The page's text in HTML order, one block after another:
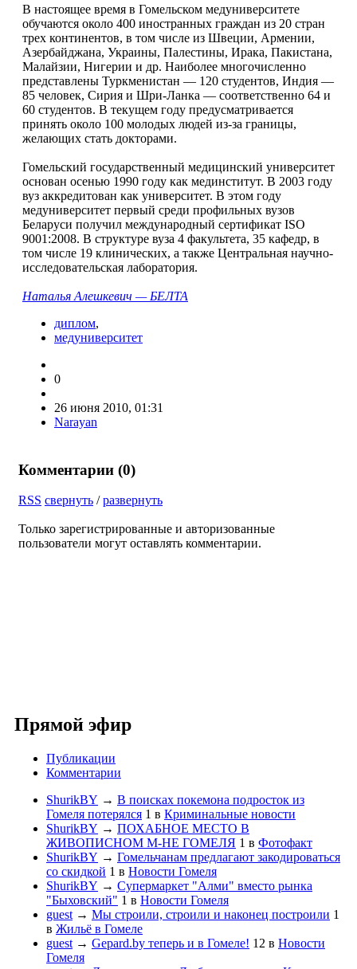
В настоящее время в Гомельском медуниверситете
обучаются около 400 иностранных граждан из 20 стран
трех континентов, в том числе из Швеции, Армении,
Азербайджана, Украины, Палестины, Ирака, Пакистана,
Малайзии, Нигерии и др. Наиболее многочисленно
представлены Туркменистан — 120 студентов, Индия —
85 человек, Сирия и Шри-Ланка — соответственно 64 и
60 студентов. В текущем году предусматривается
принять около 100 молодых людей из-за границы,
желающих стать докторами.
Гомельский государственный медицинский университет
основан осенью 1990 году как мединститут. В 2003 году
вуз аккредитован как университет. В этом году
медуниверситет первый среди профильных вузов
Беларуси получил международный сертификат ISO
9001:2008. В структуре вуза 4 факультета, 35 кафедр, в
том числе 19 клинических, а также Центральная научно-
исследовательская лаборатория.
Наталья Алешкевич — БЕЛТА
диплом,
медуниверситет
0
26 июня 2010, 01:31
Narayan
Комментарии (0)
RSS свернуть /развернуть
Только зарегистрированные и авторизованные
пользователи могут оставлять комментарии.
Прямой эфир
Публикации
Комментарии
ShurikBY → В поисках покемона подросток из
Гомеля потерялся 1 в Криминальные новости
ShurikBY → ПОХАБНОЕ МЕСТО В
ЖИВОПИСНОМ М-НЕ ГОМЕЛЯ 1 в Фотофакт
ShurikBY → Гомельчанам предлагают закодироваться
со скидкой 1 в Новости Гомеля
ShurikBY → Супермаркет "Алми" вместо рынка
"Быховский" 1 в Новости Гомеля
guest → Мы строили, строили и наконец построили 1
в Жильё в Гомеле
guest → Gepard.by теперь и в Гомеле! 12 в Новости
Гомеля